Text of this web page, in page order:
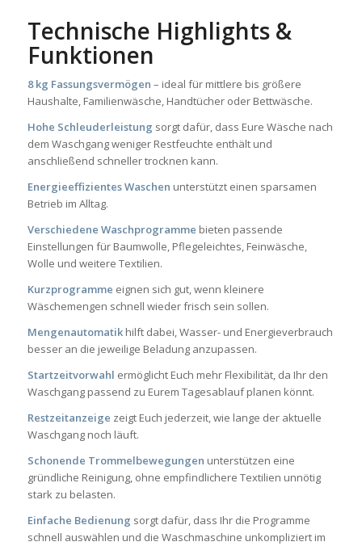
Technische Highlights &
Funktionen
8 kg Fassungsvermögen – ideal für mittlere bis größere
Haushalte, Familienwäsche, Handtücher oder Bettwäsche.
Hohe Schleuderleistung sorgt dafür, dass Eure Wäsche nach
dem Waschgang weniger Restfeuchte enthält und
anschließend schneller trocknen kann.
Energieeffizientes Waschen unterstützt einen sparsamen
Betrieb im Alltag.
Verschiedene Waschprogramme bieten passende
Einstellungen für Baumwolle, Pflegeleichtes, Feinwäsche,
Wolle und weitere Textilien.
Kurzprogramme eignen sich gut, wenn kleinere
Wäschemengen schnell wieder frisch sein sollen.
Mengenautomatikhilft dabei, Wasser- und Energieverbrauch
besser an die jeweilige Beladung anzupassen.
Startzeitvorwahl ermöglicht Euch mehr Flexibilität, da Ihr den
Waschgang passend zu Eurem Tagesablauf planen könnt.
Restzeitanzeige zeigt Euch jederzeit, wie lange der aktuelle
Waschgang noch läuft.
Schonende Trommelbewegungen unterstützen eine
gründliche Reinigung, ohne empfindlichere Textilien unnötig
stark zu belasten.
Einfache Bedienung sorgt dafür, dass Ihr die Programme
schnell auswählen und die Waschmaschine unkompliziert im